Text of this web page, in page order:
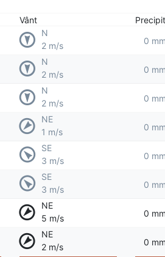
Vânt
N
2 m/s
0 mm
N
2 m/s
0 mm
N
2 m/s
0 mm
NE
1 m/s
0 mm
SE
3 m/s
0 mm
SE
3 m/s
0 mm
NE
5 m/s
0 mm
NE
2 m/s
0 mm